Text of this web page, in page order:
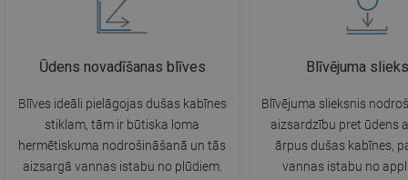
Ūdens novadīšanas blīves
Blīves ideāli pielāgojas dušas kabīnes
stiklam, tām ir būtiska loma
hermētiskuma nodrošināšanā un tās
aizsargā vannas istabu no plūdiem.
Blīvējuma
Blīvējuma slieksnis
aizsardzību pret ūdens
ārpus dušas kabīnes,
vannas istabu no